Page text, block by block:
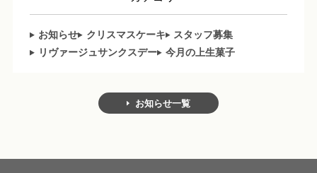
お知らせ クリスマスケーキ
スタッフ募集
リヴァージュサンクスデー
今月の上生菓子
お知らせ一覧